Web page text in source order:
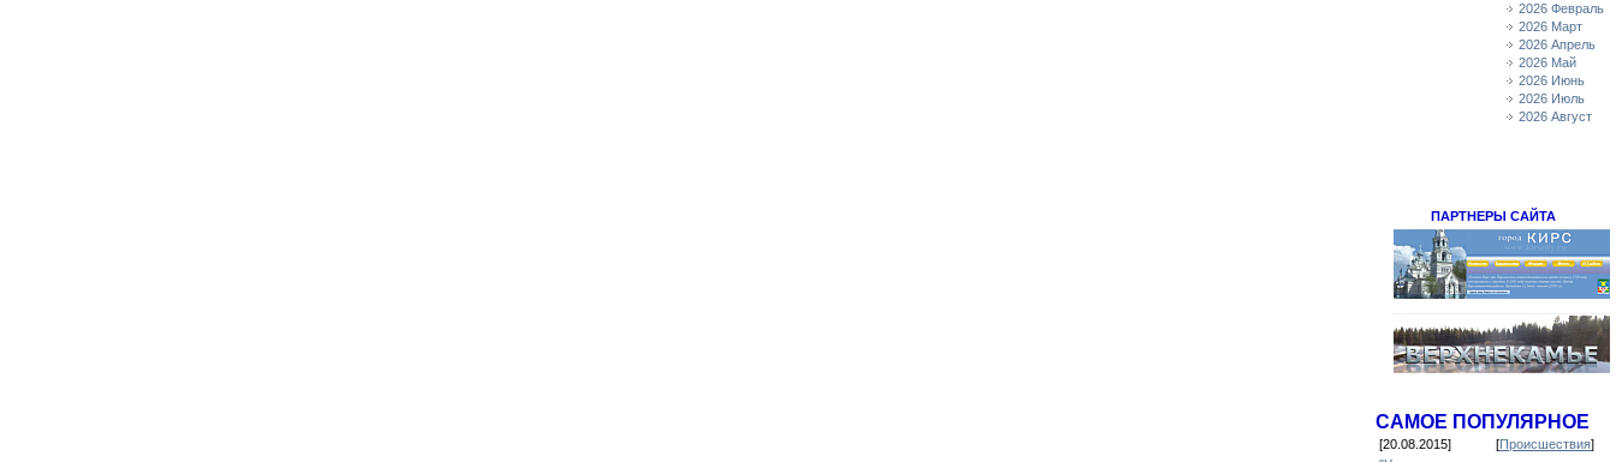
2026 Февраль
2026 Март
2026 Апрель
2026 Май
2026 Июнь
2026 Июль
2026 Август
ПАРТНЕРЫ САЙТА
САМОЕ ПОПУЛЯРНОЕ
[20.08.2015] [Происшествия]